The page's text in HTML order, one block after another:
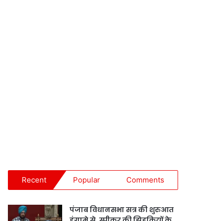
Recent Popular Comments
पंजाब विधानसभा सत्र की शुरुआत